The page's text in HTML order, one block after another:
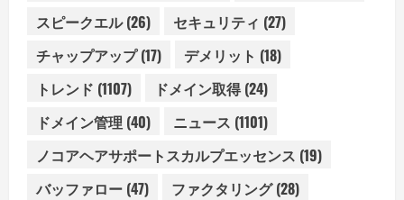
スピークエル(26) セキュリティ (27)
チャップアップ(17) デメリット (18)
トレンド (1107) ドメイン取得(24)
ドメイン管理 (40) ニュース (1101)
ノコアヘアサポートスカルプエッセンス (19)
バッファロー (47) ファクタリング(28)